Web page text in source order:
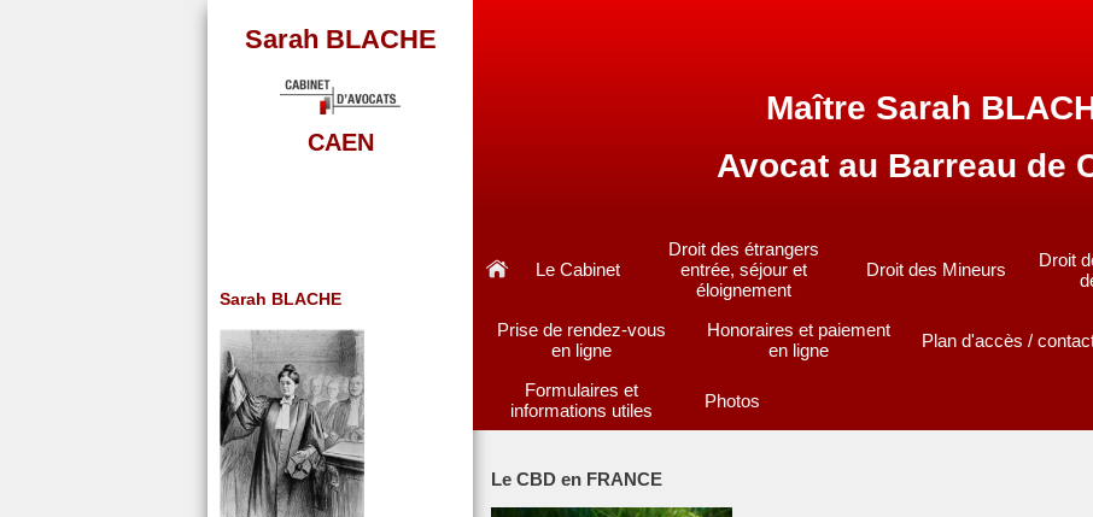
Sarah BLACHE
CAEN
Sarah BLACHE
Maître Sarah
Avocat au Barreau de
Le Cabinet
Droit des étrangers
entrée, séjour et
éloignement
Droit des Mineurs
Droit
Prise de rendez-vous
en ligne
Honoraires et paiement
en ligne
Plan d'accès /
Formulaires et
informations utiles
Photos
Le CBD en FRANCE